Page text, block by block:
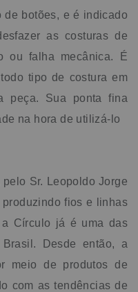
botões, e é indicado
as costuras de
ou falha mecânica. É
tipo de costura em
peça. Sua ponta fina
na hora de utilizá-lo
Sr. Leopoldo Jorge
fios e linhas
a Círculo já é uma das
Desde então, a
meio de produtos de
com as tendências de